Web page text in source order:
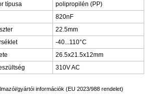
típusa
polipropilén (PP)
820nF
22.5mm
-40...110°C
26.5x21.5x12mm
310V AC
gyártói információk (EU 2023/988 rendelet)